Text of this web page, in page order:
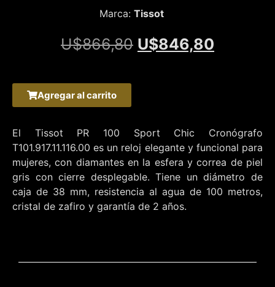
Marca: Tissot
U$866,80 U$846,80
Agregar al carrito
El Tissot PR 100 Sport Chic Cronógrafo
T101.917.11.116.00 es un reloj elegante y funcional para
mujeres, con diamantes en la esfera y correa de piel
gris con cierre desplegable. Tiene un diámetro de
caja de 38 mm, resistencia al agua de 100 metros,
cristal de zafiro y garantía de 2 años.